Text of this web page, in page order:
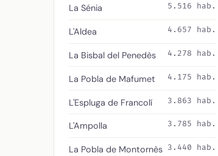
La Sénia 5.516 hab.
L'Aldea 4.657 hab.
La Bisbal del Penedès 4.278 hab.
La Pobla de Mafumet 4.175 hab.
L'Espluga de Francolí 3.863 hab.
L'Ampolla 3.785 hab.
La Pobla de Montornès 3.440 hab.